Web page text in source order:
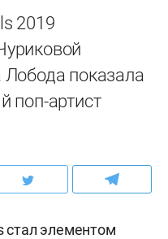
2019
показала
поп-артист
стал элементом